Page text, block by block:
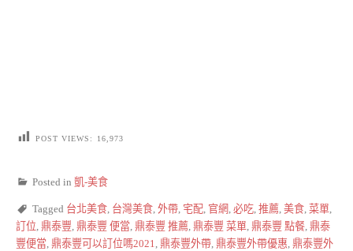
POST VIEWS: 16,973
Posted in 凱-美食
Tagged 台北美食, 台灣美食, 外帶, 宅配, 官網 , 必吃, 推薦, 美食, 菜單,
訂位, 鼎泰豐, 鼎泰豐 便當, 鼎泰豐 推薦, 鼎泰豐 菜單, 鼎泰豐 點餐, 鼎泰
豐便當, 鼎泰豐可以訂位嗎2021, 鼎泰豐外帶, 鼎泰豐外帶優惠, 鼎泰豐外